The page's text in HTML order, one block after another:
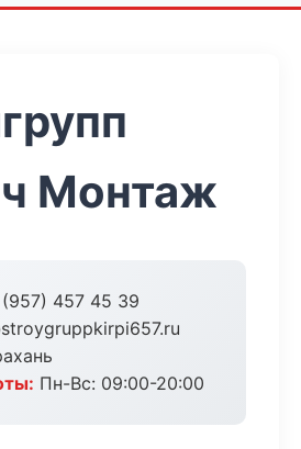
Монтаж
457 45 39
Пн-Вс: 09:00-20:00